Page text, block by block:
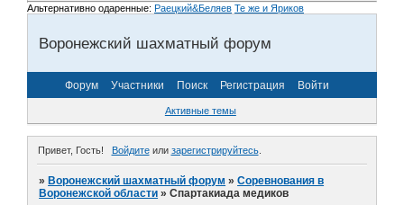
Альтернативно одаренные: Раецкий&Беляев Те же и Яриков
Воронежский шахматный форум
Форум Участники Поиск Регистрация Войти
Активные темы
Привет, Гость! Войдитеили зарегистрируйтесь.
»Воронежский шахматный форум »Соревнования в
Воронежской области »Спартакиада медиков